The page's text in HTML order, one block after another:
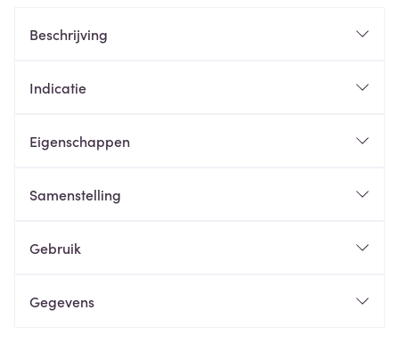
Beschrijving
Indicatie
Eigenschappen
Samenstelling
Gebruik
Gegevens